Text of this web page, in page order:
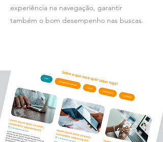
experiência na navegação, garantir
também o bom desempenho nas buscas.